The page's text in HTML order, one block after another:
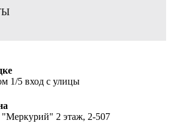
1/5 вход с улицы
2 этаж, 2-507